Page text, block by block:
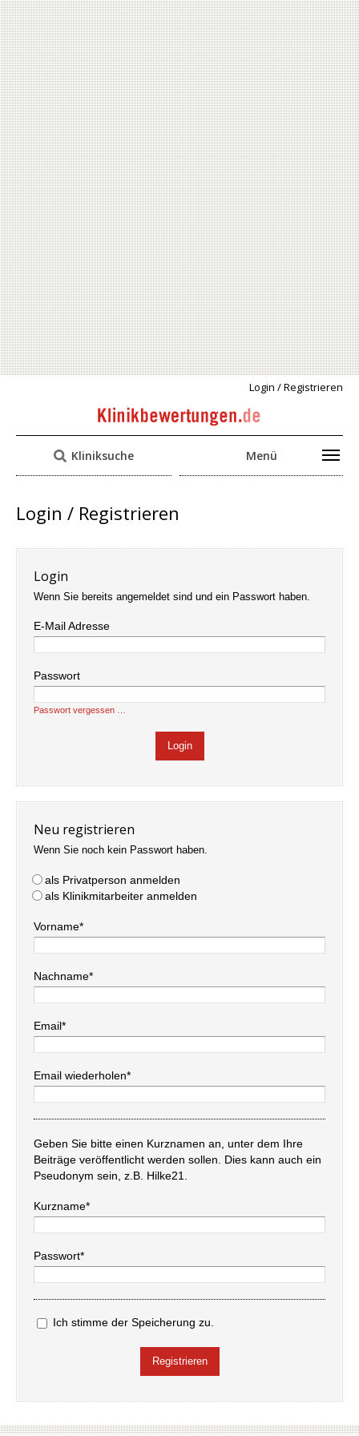
Login / Registrieren
Kliniksuche Menü
Login / Registrieren
Login
Wenn Sie bereits angemeldet sind und ein Passwort haben.
E-Mail Adresse
Passwort
Passwort vergessen …
Neu registrieren
Wenn Sie noch kein Passwort haben.
als Privatperson anmelden
als Klinikmitarbeiter anmelden
Vorname*
Nachname*
Email*
Email wiederholen*
Geben Sie bitte einen Kurznamen an, unter dem Ihre
Beiträge veröffentlicht werden sollen. Dies kann auch ein
Pseudonym sein, z.B. Hilke21.
Kurzname*
Passwort*
Ich stimme der Speicherung zu.